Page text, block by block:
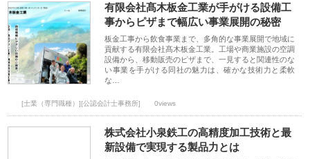
有限会社髙木板金工業が手がける設備工
事からピザまで幅広い事業展開の秘密
板金工事から飲食事業まで、多角的な事業展開で地域に
貢献する有限会社髙木板金工業。工場や商業施設の空調
設備から、移動販売のピザまで、一見すると関連性のな
い事業を手がける同社の魅力は、確かな技術力と柔軟
な…
[士業（専門職種）][公認会計士事務所] 0views
株式会社小泉鉄工の高精度加工技術と最
新設備で実現する製品力とは